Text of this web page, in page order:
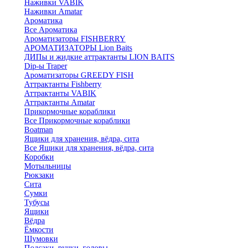
Наживки VABIK
Наживки Amatar
Ароматика
Все Ароматика
Ароматизаторы FISHBERRY
АРОМАТИЗАТОРЫ Lion Baits
ДИПы и жидкие аттрактанты LION BAITS
Dip-ы Traper
Ароматизаторы GREEDY FISH
Аттрактанты Fishberry
Аттрактанты VABIK
Аттрактанты Amatar
Прикормочные кораблики
Все Прикормочные кораблики
Boatman
Ящики для хранения, вёдра, сита
Все Ящики для хранения, вёдра, сита
Коробки
Мотыльницы
Рюкзаки
Сита
Сумки
Тубусы
Ящики
Вёдра
Ёмкости
Шумовки